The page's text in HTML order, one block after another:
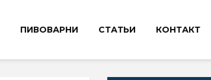
ПИВОВАРНИ СТАТЬИ КОНТАКТ